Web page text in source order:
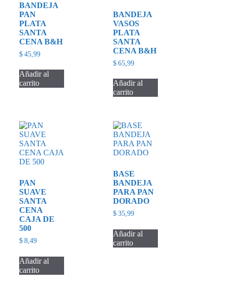
BANDEJA
PAN
PLATA
SANTA
CENA B&H
$ 45,99
Añadir al
carrito
BANDEJA
VASOS
PLATA
SANTA
CENA B&H
$ 65,99
Añadir al
carrito
PAN
SUAVE
SANTA
CENA
CAJA DE
500
$ 8,49
Añadir al
carrito
BASE
BANDEJA
PARA PAN
DORADO
$ 35,99
Añadir al
carrito